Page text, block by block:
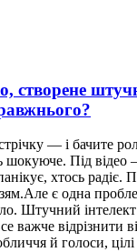
створене
— і бачите
Під відео –
хтось радіє.
є одна
Штучний
важче відрізнити
й голоси,